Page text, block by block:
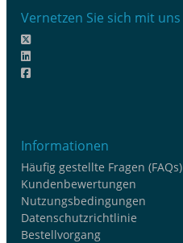
Vernetzen Sie sich mit uns
Informationen
Häufig gestellte Fragen (FAQs)
Kundenbewertungen
Nutzungsbedingungen
Datenschutzrichtlinie
Bestellvorgang